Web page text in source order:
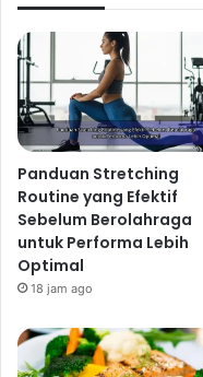
Panduan Stretching
Routine yang Efektif
Sebelum Berolahraga
untuk Performa Lebih
Optimal
18 jam ago